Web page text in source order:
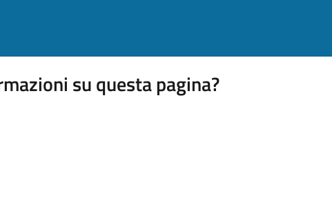
su questa pagina?